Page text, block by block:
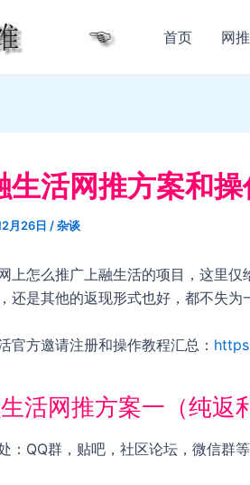
首页 网
生活网推方案和
月26日 /杂谈
上怎么推广上融生活的项目，这里
还是其他的返现形式也好，都不失为
官方邀请注册和操作教程汇总：
生活网推方案一（纯返
：QQ群，贴吧，社区论坛，微信群等